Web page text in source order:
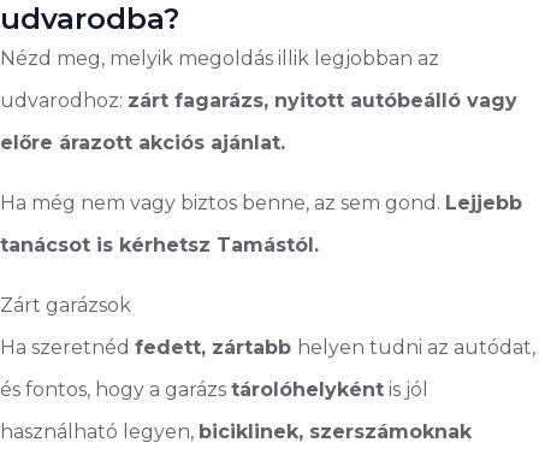
udvarodba?
Nézd meg, melyik megoldás illik legjobban az
udvarodhoz: zárt fagarázs, nyitott autóbeálló vagy
előre árazott akciós ajánlat.
Ha még nem vagy biztos benne, az sem gond. Lejjebb
tanácsot is kérhetsz Tamástól.
Zárt garázsok
Ha szeretnéd fedett, zártabb helyen tudni az autódat,
és fontos, hogy a garázs tárolóhelyként is jól
használható legyen, biciklinek, szerszámoknak